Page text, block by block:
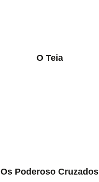
O Teia
Os Poderoso Cruzados